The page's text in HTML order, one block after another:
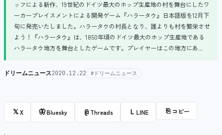
ッフによる新作、19世紀のドイツ最大のホップ生産地の村を舞台にしたワ
ーカープレイスメントによる開発ゲーム『ハラータウ』日本語版を12月下
旬に発売いたしました。ハラータウの村長となり、誰よりも村を繁栄させ
よう！『ハラータウ』は、1850年頃のドイツ最大のホップ生産地である
ハラータウ地方を舞台としたゲームです。プレイヤーはこの地方にあ...
ドリームニュース2020.12.22 #ドリームニュース
𝕏X 🦋Bluesky @ Threads L LINE ⎘ コピー